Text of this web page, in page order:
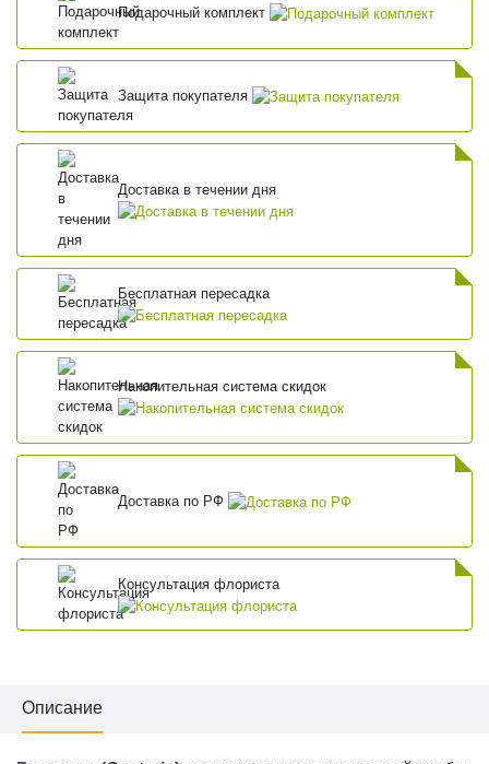
Подарочный комплект
Защита покупателя
Доставка в течении дня
Бесплатная пересадка
Накопительная система скидок
Доставка по РФ
Консультация флориста
Описание